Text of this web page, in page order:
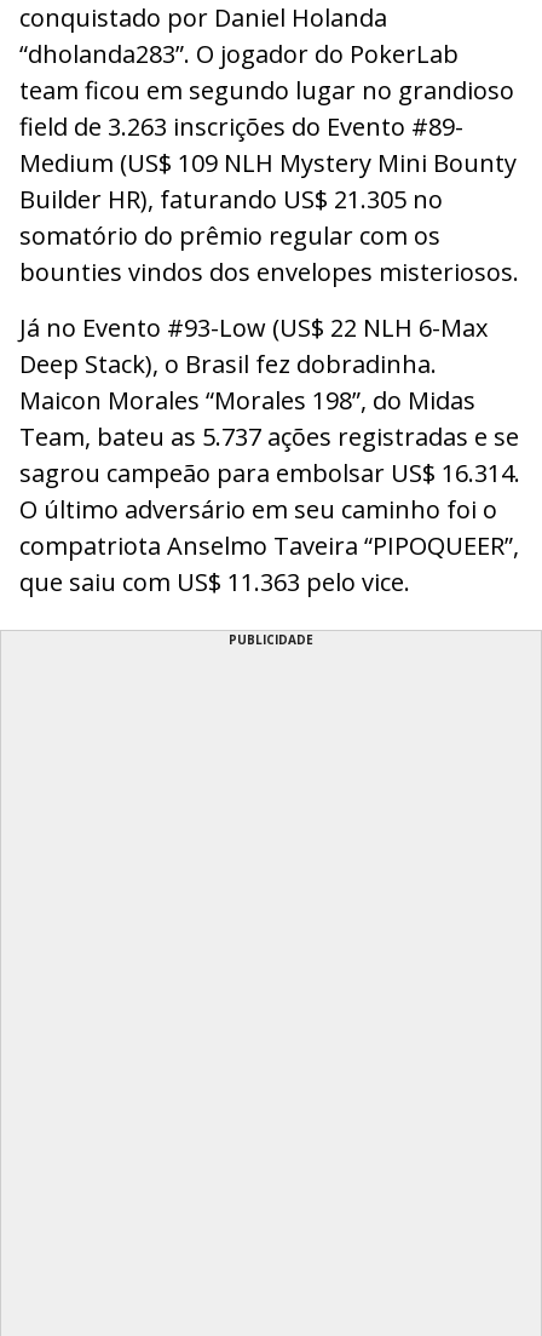
conquistado por Daniel Holanda
“dholanda283”. O jogador do PokerLab
team ficou em segundo lugar no grandioso
field de 3.263 inscrições do Evento #89-
Medium (US$ 109 NLH Mystery Mini Bounty
Builder HR), faturando US$ 21.305 no
somatório do prêmio regular com os
bounties vindos dos envelopes misteriosos.
Já no Evento #93-Low (US$ 22 NLH 6-Max
Deep Stack), o Brasil fez dobradinha.
Maicon Morales “Morales 198”, do Midas
Team, bateu as 5.737 ações registradas e se
sagrou campeão para embolsar US$ 16.314.
O último adversário em seu caminho foi o
compatriota Anselmo Taveira “PIPOQUEER”,
que saiu com US$ 11.363 pelo vice.
PUBLICIDADE